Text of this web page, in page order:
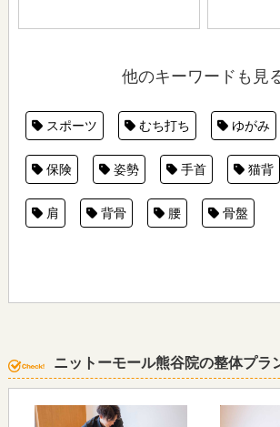
他のキーワードも見
スポーツ むち打ち ゆがみ
保険 姿勢 手首 猫背
肩 背骨 腰 骨盤
ニットーモール熊谷院の整体プラ